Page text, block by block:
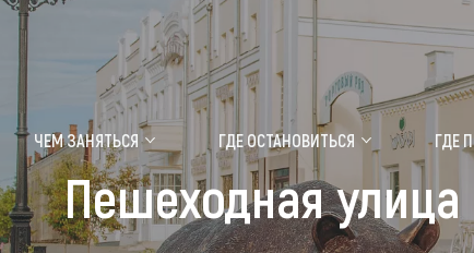
Цветение маральника
Где побывать
ЧЕМ ЗАНЯТЬСЯ ГДЕ ОСТАНОВИТЬСЯ ГДЕ
Пешеходная